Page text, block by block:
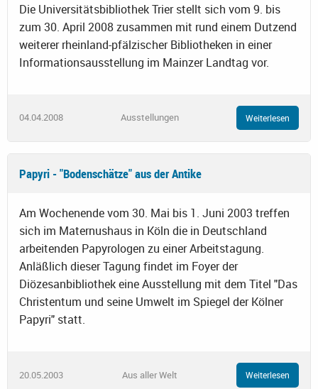
Die Universitätsbibliothek Trier stellt sich vom 9. bis
zum 30. April 2008 zusammen mit rund einem Dutzend
weiterer rheinland-pfälzischer Bibliotheken in einer
Informationsausstellung im Mainzer Landtag vor.
04.04.2008 Ausstellungen Weiterlesen
Papyri - "Bodenschätze" aus der Antike
Am Wochenende vom 30. Mai bis 1. Juni 2003 treffen
sich im Maternushaus in Köln die in Deutschland
arbeitenden Papyrologen zu einer Arbeitstagung.
Anläßlich dieser Tagung findet im Foyer der
Diözesanbibliothek eine Ausstellung mit dem Titel "Das
Christentum und seine Umwelt im Spiegel der Kölner
Papyri" statt.
20.05.2003 Aus aller Welt Weiterlesen